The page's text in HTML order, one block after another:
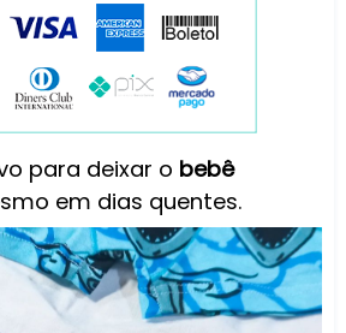
para deixar o bebê
em dias quentes.